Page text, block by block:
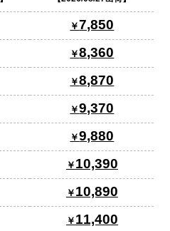
7,850
8,360
8,870
9,370
9,880
10,390
10,890
11,400